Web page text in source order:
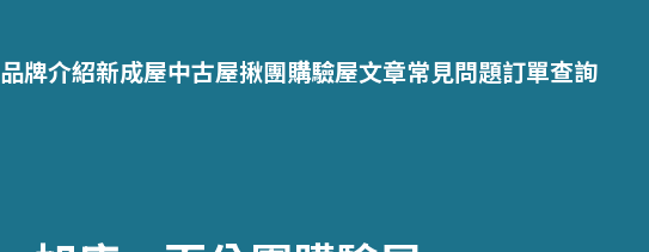
品牌介紹新成屋中古屋揪團購驗屋文章常見問題訂單查詢